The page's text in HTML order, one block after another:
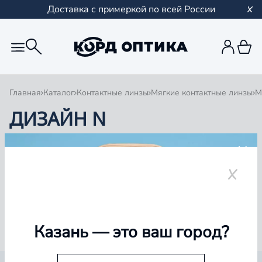
Доставка с примеркой по всей России
Главная Каталог Контактные линзы Мягкие контактные линзы
ДИЗАЙН N
Казань— это ваш город?